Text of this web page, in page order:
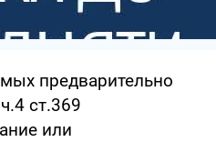
предварительно
ст.369
или